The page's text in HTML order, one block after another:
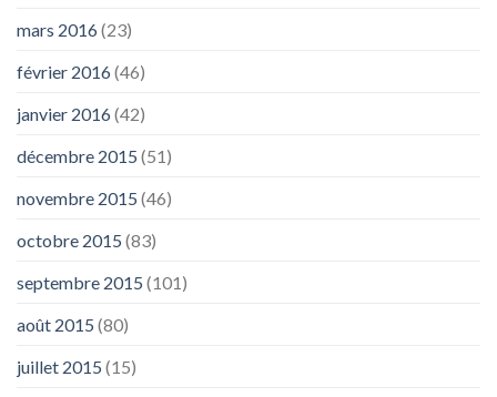
mars 2016(23)
février 2016(46)
janvier 2016(42)
décembre 2015 (51)
novembre 2015 (46)
octobre 2015 (83)
septembre 2015 (101)
août 2015 (80)
juillet 2015 (15)